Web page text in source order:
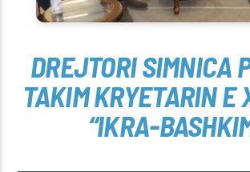
DREJTORI SIMNICA
TAKIM KRYETARIN E
“IKRA-